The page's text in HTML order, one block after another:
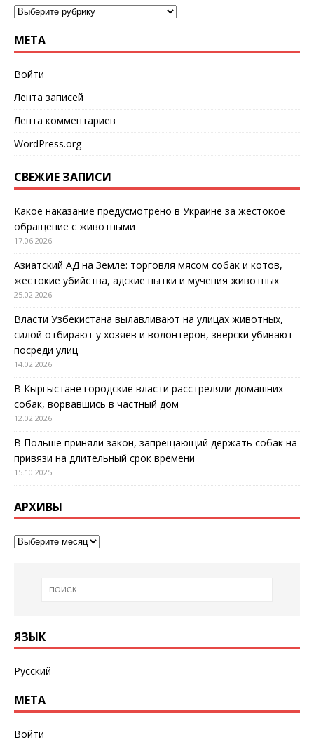
МЕТА
Войти
Лента записей
Лента комментариев
WordPress.org
СВЕЖИЕ ЗАПИСИ
Какое наказание предусмотрено в Украине за жестокое
обращение с животными
17.06.2026
Азиатский АД на Земле: торговля мясом собак и котов,
жестокие убийства, адские пытки и мучения животных
25.02.2026
Власти Узбекистана вылавливают на улицах животных,
силой отбирают у хозяев и волонтеров, зверски убивают
посреди улиц
14.02.2026
В Кыргыстане городские власти расстреляли домашних
собак, ворвавшись в частный дом
12.02.2026
В Польше приняли закон, запрещающий держать собак на
привязи на длительный срок времени
15.10.2025
АРХИВЫ
ЯЗЫК
Русский
МЕТА
Войти